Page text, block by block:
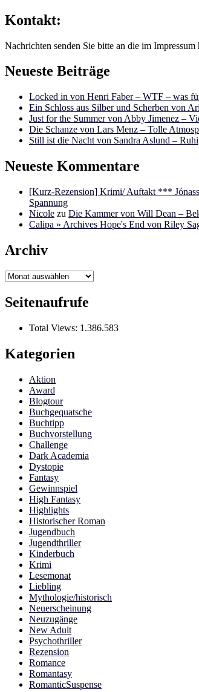
Kontakt:
Nachrichten senden Sie bitte an die im
Neueste Beiträge
Locked in von Henri Faber – WTF – was
Ein Schloss aus Silber und Scherben von
Just for the Summer von Abby Jimenez –
Die Schanze von Lars Menz – Tolle
Still ist die Nacht von Sandra Aslund –
Neueste Kommentare
[Kurz-Rezension] Krimi/ Auftakt ***
Spannung
Nicole zu Die Kammer von Will Dean –
Calipa » Archives Hope's End von Riley
Archiv
Archiv
Seitenaufrufe
Total Views: 1.386.583
Kategorien
Aktion
Award
Blogtour
Buchgequatsche
Buchtipp
Buchvorstellung
Challenge
Dark Academia
Dystopie
Fantasy
Gewinnspiel
High Fantasy
Highlights
Historischer Roman
Jugendbuch
Jugendthriller
Kinderbuch
Krimi
Lesemonat
Liebling
Mythologie/historisch
Neuerscheinung
Neuzugänge
New Adult
Psychothriller
Rezension
Romance
Romantasy
RomanticSuspense